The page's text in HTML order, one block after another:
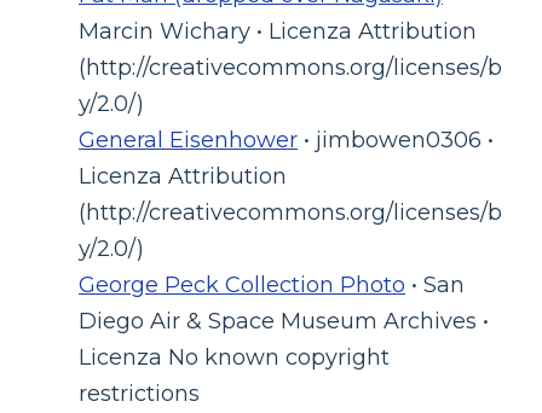
Marcin Wichary • Licenza Attribution
(http://creativecommons.org/licenses/b
y/2.0/)
General Eisenhower • jimbowen0306 •
Licenza Attribution
(http://creativecommons.org/licenses/b
y/2.0/)
George Peck Collection Photo • San
Diego Air & Space Museum Archives •
Licenza No known copyright
restrictions